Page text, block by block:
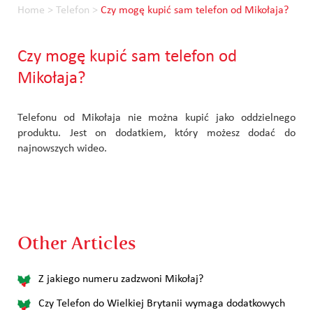
Home > Telefon > Czy mogę kupić sam telefon od Mikołaja?
Czy mogę kupić sam telefon od
Mikołaja?
Telefonu od Mikołaja nie można kupić jako oddzielnego
produktu. Jest on dodatkiem, który możesz dodać do
najnowszych wideo.
Other Articles
Z jakiego numeru zadzwoni Mikołaj?
Czy Telefon do Wielkiej Brytanii wymaga dodatkowych